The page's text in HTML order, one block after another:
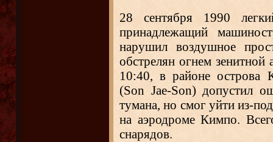
28 сентября 1990
принадлежащий
нарушил воздушное
обстрелян огнем
10:40, в районе
(Son Jae-Son) допустил
тумана, но смог уйти из-
на аэродроме Кимпо.
снарядов.